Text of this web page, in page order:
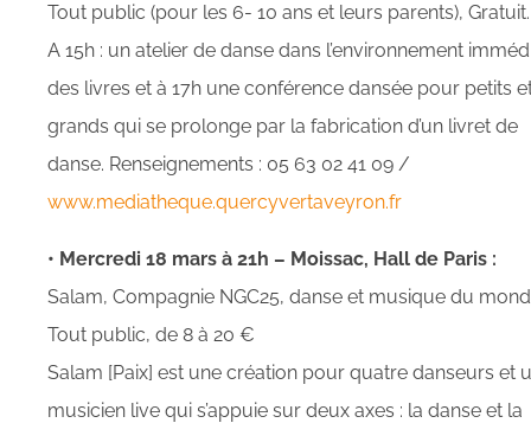
Tout public (pour les 6- 10 ans et leurs parents), Gratuit.
A 15h : un atelier de danse dans l’environnement
des livres et à 17h une conférence dansée pour petits
grands qui se prolonge par la fabrication d’un livret de
danse. Renseignements : 05 63 02 41 09 /
www.mediatheque.quercyvertaveyron.fr
• Mercredi 18 mars à 21h – Moissac, Hall de Paris :
Salam, Compagnie NGC25, danse et musique du
Tout public, de 8 à 20 €
Salam [Paix] est une création pour quatre danseurs et
musicien live qui s’appuie sur deux axes : la danse et la